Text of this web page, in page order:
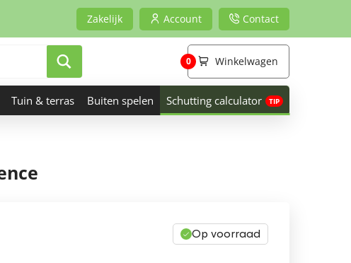
Zakelijk Account Contact
Winkelwagen
0
Tuin & terras Buiten spelen Schutting calculator
Op voorraad